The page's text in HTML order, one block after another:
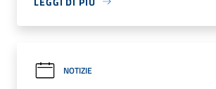
NOTIZIE